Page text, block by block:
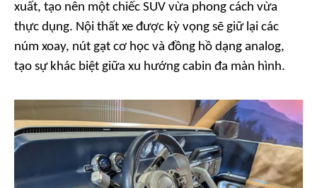
xuất, tạo nên một chiếc SUV vừa phong cách vừa
thực dụng. Nội thất xe được kỳ vọng sẽ giữ lại các
núm xoay, nút gạt cơ học và đồng hồ dạng analog,
tạo sự khác biệt giữa xu hướng cabin đa màn hình.